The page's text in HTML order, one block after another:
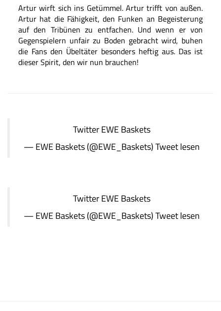
Artur wirft sich ins Getümmel. Artur trifft von außen.
Artur hat die Fähigkeit, den Funken an Begeisterung
auf den Tribünen zu entfachen. Und wenn er von
Gegenspielern unfair zu Boden gebracht wird, buhen
die Fans den Übeltäter besonders heftig aus. Das ist
dieser Spirit, den wir nun brauchen!
TwitterEWE Baskets
— EWE Baskets (@EWE_Baskets)Tweet lesen
TwitterEWE Baskets
— EWE Baskets (@EWE_Baskets)Tweet lesen